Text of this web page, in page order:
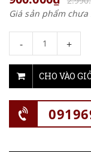
Giá sản phẩm chưa
- +
CHO VÀO